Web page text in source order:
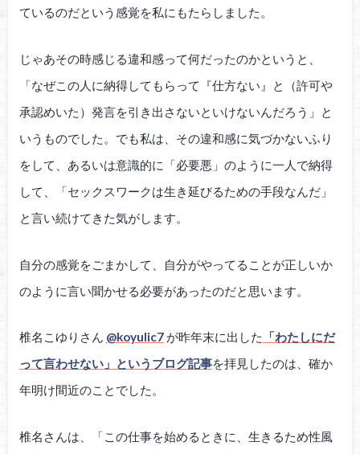
ているのだという感覚を私にもたらしました。
じゃあその時感じる違和感って何だったのかというと、
「なぜこの人に納得してもらって『仕方ない』と（許可や
承認めいた）発言を引き出さないといけないんだろう」と
いうものでした。でも私は、その違和感に気づかないふり
をして、あるいは意識的に「必要悪」のように一人で納得
して、「セックスワークは生き延びるための手段なんだ」
と言い続けてきた気がします。
自分の感覚をごまかして、自分がやってることが正しいか
のように言い聞かせる必要があったのだと思います。
椎名こゆりさん @koyulic7が昨年末に出した 「わたしにだ
って言わせない」というブログ記事を拝見したのは、確か
年明け間近のことでした。
椎名さんは、「この仕事を始めるときに、生きるため性風